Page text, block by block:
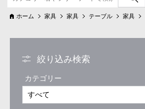
ホーム 家具 家具 テーブル 家具
絞り込み検索
カテゴリー